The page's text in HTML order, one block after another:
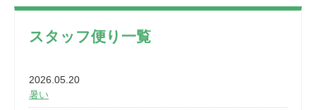
スタッフ便り一覧
2026.05.20
暑い